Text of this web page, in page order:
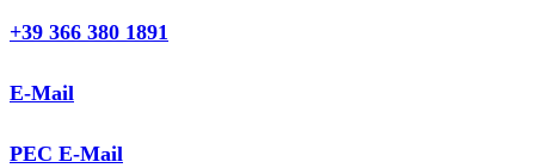
+39 366 380 1891
E-Mail
PEC E-Mail